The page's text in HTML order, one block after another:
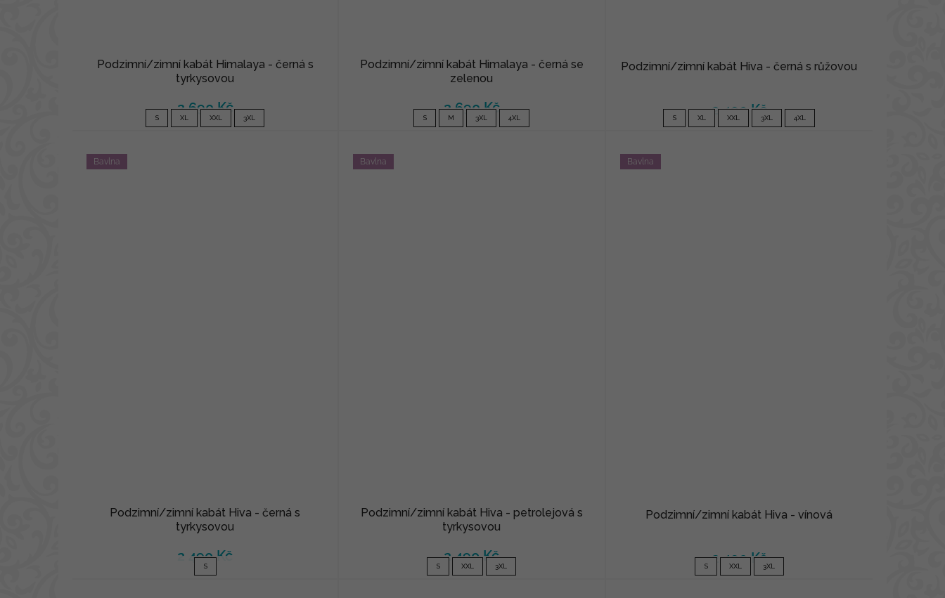
Podzimní/zimní kabát Himalaya - černá s
tyrkysovou
2 690 Kč
S XL XXL 3XL
Podzimní/zimní kabát Himalaya - černá se
zelenou
2 690 Kč
S M 3XL 4XL
Podzimní/zimní kabát Hiva - černá s růžovou
2 490 Kč
S XL XXL 3XL 4XL
Bavlna
Podzimní/zimní kabát Hiva - černá s
tyrkysovou
2 490 Kč
S
Bavlna
Podzimní/zimní kabát Hiva - petrolejová s
tyrkysovou
2 490 Kč
S XXL 3XL
Bavlna
Podzimní/zimní kabát Hiva - vínová
2 490 Kč
S XXL 3XL